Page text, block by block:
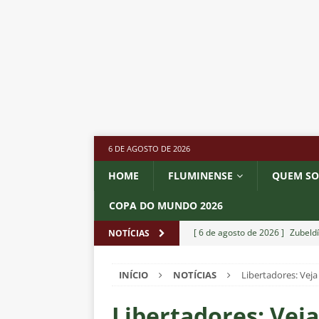
6 DE AGOSTO DE 2026
HOME FLUMINENSE QUEM
COPA DO MUNDO 2026
NOTÍCIAS [ 6 de agosto de 2026 ]
[ 6 de agosto de 2026 ] Notas
NOTÍCIAS
INÍCIO NOTÍCIAS Libertadores: